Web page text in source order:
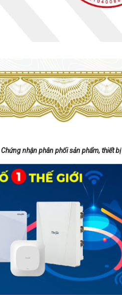
Chứng nhận phân phối sản phẩm, thiết